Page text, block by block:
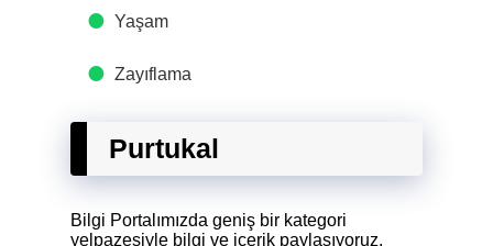
Yaşam
Zayıflama
Purtukal
Bilgi Portalımızda geniş bir kategori
yelpazesiyle bilgi ve içerik paylaşıyoruz.